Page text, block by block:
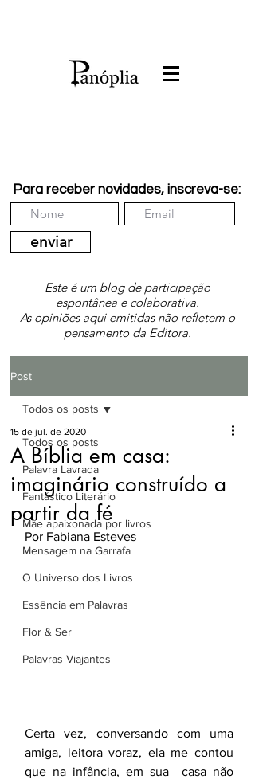
Para receber novidades, inscreva-se:
enviar
Este é um blog de participação
espontânea e colaborativa.
As opiniões aqui emitidas não refletem o
pensamento da Editora.
Post
Todos os posts
Palavra Lavrada
Fantástico Literário
Mãe apaixonada por livros
Mensagem na Garrafa
O Universo dos Livros
Essência em Palavras
Flor & Ser
Palavras Viajantes
Todos os posts
A Bíblia em casa:
imaginário construído a
partir da fé
15 de jul. de 2020
Por Fabiana Esteves
Certa vez, conversando com uma
amiga, leitora voraz, ela me contou
que na infância, em sua  casa não